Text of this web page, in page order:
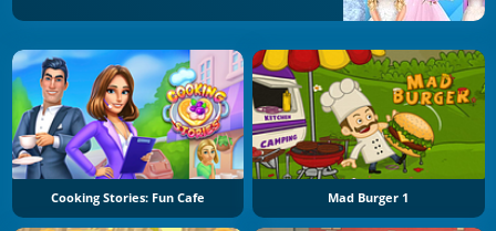
Cooking Stories: Fun Cafe Mad Burger 1